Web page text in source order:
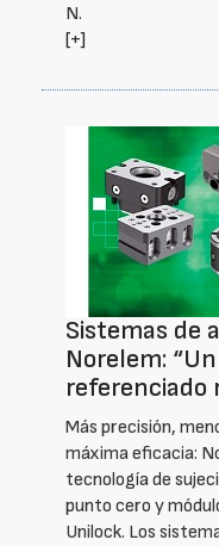
N.
[+]
Sistemas de
Norelem:
referenciado
Más precisión,
máxima eficacia:
tecnología de
punto cero y
Unilock. Los